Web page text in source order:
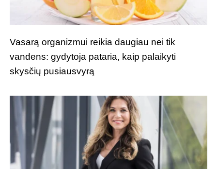
Vasarą organizmui reikia daugiau nei tik
vandens: gydytoja pataria, kaip palaikyti
skysčių pusiausvyrą